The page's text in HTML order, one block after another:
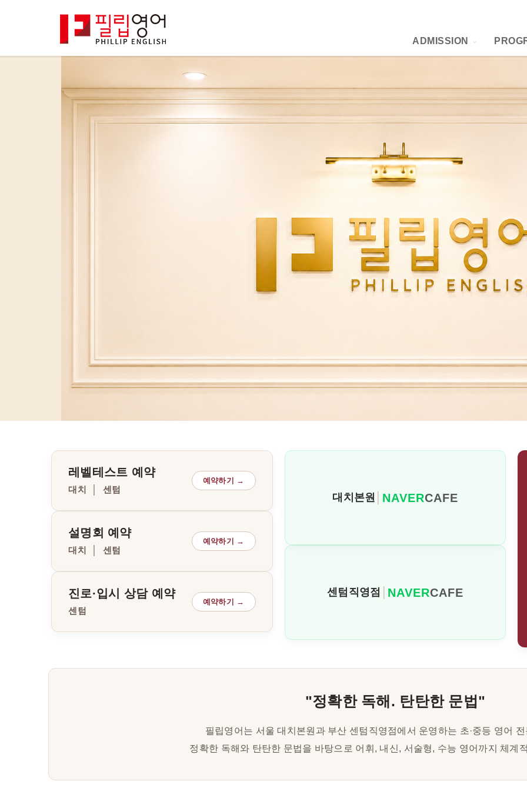
ADMISSION
레벨테스트 예약
대치 │ 센텀
예약하기 →
설명회 예약
대치 │ 센텀
예약하기 →
진로·입시 상담 예약
센텀
예약하기 →
대치본원 NAVERCAFE
센텀직영점 NAVERCAFE
"정확한 독해. 탄탄한 문법"
필립영어는 서울 대치본원과 부산 센텀직영점에서 운영하는 초·중등 영어
정확한 독해와 탄탄한 문법을 바탕으로 어휘, 내신, 서술형, 수능 영어까지 체계